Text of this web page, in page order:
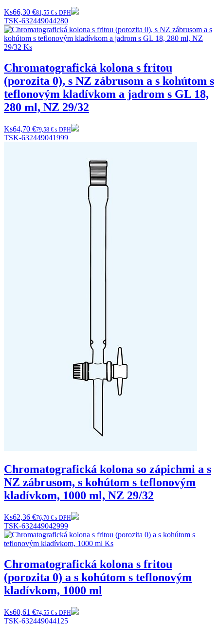
Ks66,30 €81,55 € s DPH
TSK-632449044280
Chromatografická kolona s fritou
(porozita 0), s NZ zábrusom a s kohútom s
teflonovým kladívkom a jadrom s GL 18,
280 ml, NZ 29/32
Ks64,70 €79,58 € s DPH
TSK-632449041999
Chromatografická kolona so zápichmi a s
NZ zábrusom, s kohútom s teflonovým
kladívkom, 1000 ml, NZ 29/32
Ks62,36 €76,70 € s DPH
TSK-632449042999
Chromatografická kolona s fritou
(porozita 0) a s kohútom s teflonovým
kladívkom, 1000 ml
Ks60,61 €74,55 € s DPH
TSK-632449044125